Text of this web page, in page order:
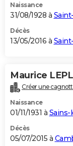
Naissance
31/08/1928 à
Décès
13/05/2016 à
Maurice
Créer une
Naissance
01/11/1931 à Sains-
Décès
05/07/2015 à